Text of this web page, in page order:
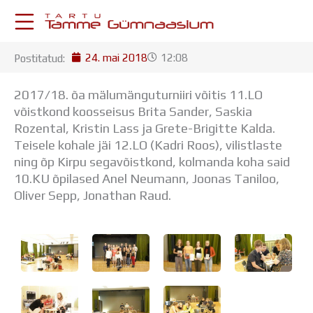
KESKKONNAD
Postkast
Drive
Tamme TV
Tamme Leht
Kooliraadio
Koorilaul
ÕPPETÖÖ
Aastaplaan
Õppekava
Ainepassid
Huviringid
Õpilastööd (UPT)
Postitatud: 24. mai 2018 12:08
2017/18. õa mälumänguturniiri võitis 11.LO
võistkond koosseisus Brita Sander, Saskia
Rozental, Kristin Lass ja Grete-Brigitte Kalda.
Teisele kohale jäi 12.LO (Kadri Roos), vilistlaste
ning õp Kirpu segavõistkond, kolmanda koha said
10.KU õpilased Anel Neumann, Joonas Taniloo,
Oliver Sepp, Jonathan Raud.